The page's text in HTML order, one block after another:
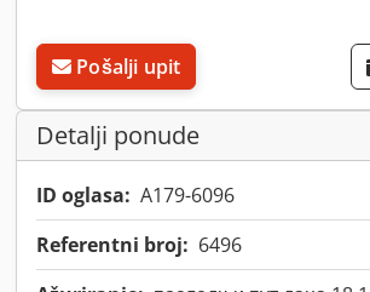
Pošalji upit
Detalji ponude
ID oglasa: A179-6096
Referentni broj: 6496